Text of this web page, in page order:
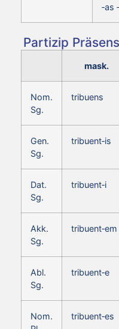
‑as
Partizip
mask.
Nom.
Sg.
tribuens
Gen.
Sg.
tribuent‑is
Dat.
Sg.
tribuent‑i
Akk.
Sg.
tribuent‑em
Abl.
Sg.
tribuent‑e
Nom.
tribuent‑es